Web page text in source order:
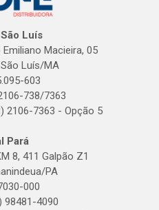
Luís
Macieira, 05
Luís/MA
603
738/7363
2106-7363 - Opção 5
Pará
8, 411 Galpão Z1
PA
000
98481-4090